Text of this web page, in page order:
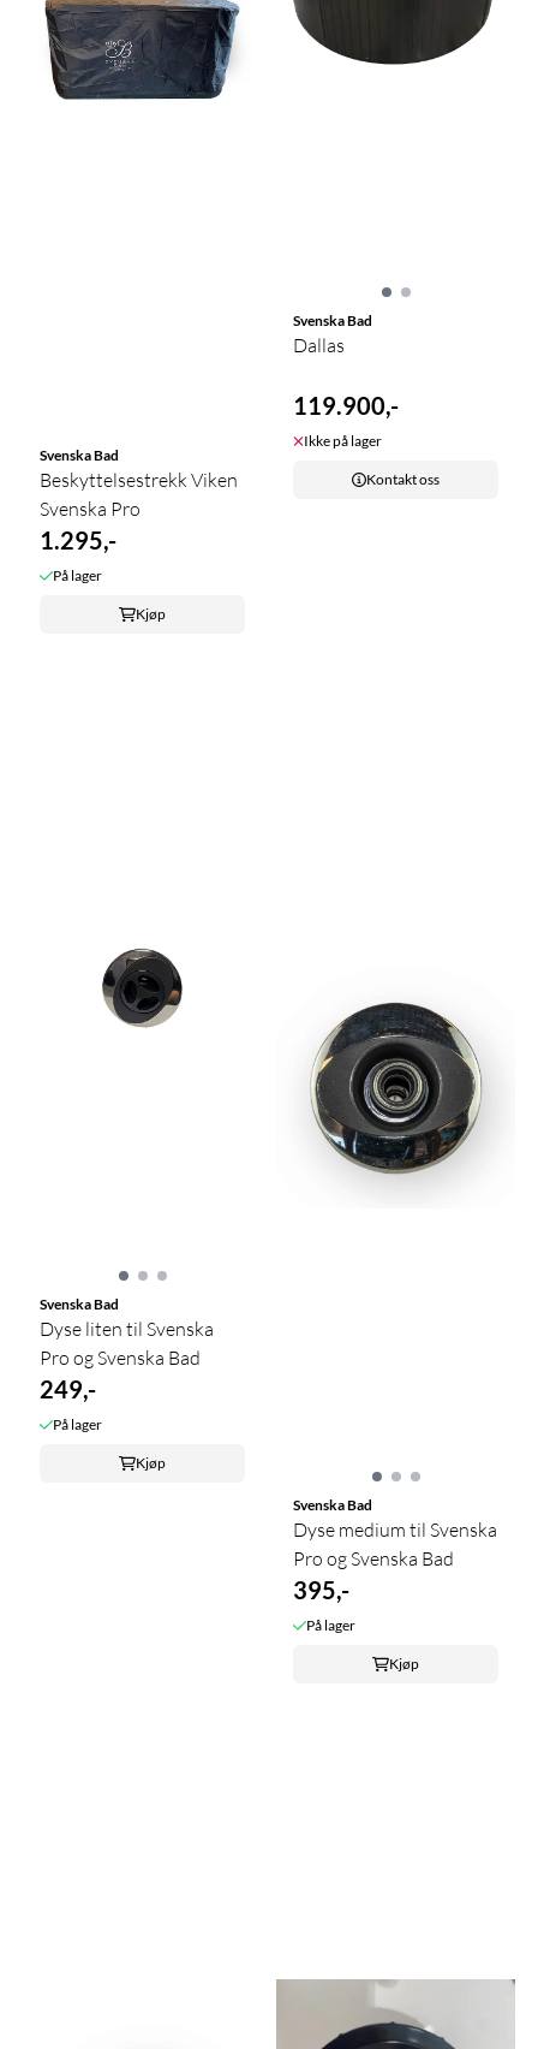
Svenska Bad
Beskyttelsestrekk Viken
Svenska Pro
1.295,-
På lager
Kjøp
Svenska Bad
Dallas
119.900,-
Ikke på lager
Kontakt oss
Svenska Bad
Dyse liten til Svenska
Pro og Svenska Bad
249,-
På lager
Kjøp
Svenska Bad
Dyse medium til Svenska
Pro og Svenska Bad
395,-
På lager
Kjøp